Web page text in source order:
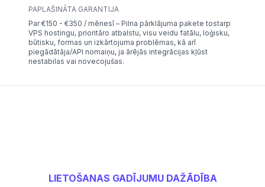
PAPLAŠINĀTA GARANTIJA
Par €150 - €350 / mēnesī – Pilna pārklājuma pakete tostarp
VPS hostingu, prioritāro atbalstu, visu veidu fatālu, loģisku,
būtisku, formas un izkārtojuma problēmas, kā arī
piegādātāja/API nomaiņu, ja ārējās integrācijas kļūst
nestabilas vai novecojušas.
LIETOŠANAS GADĪJUMU DAŽĀDĪBA